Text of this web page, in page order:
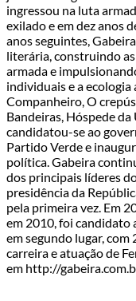
ingressou na luta
exilado e em dez anos
anos seguintes,
literária, construindo
armada e
individuais e a ecologia
Companheiro, O
Bandeiras, Hóspede
candidatou-se ao
Partido Verde e
política. Gabeira
dos principais líderes
presidência da
pela primeira vez. Em
em 2010, foi candidato
em segundo lugar, com
carreira e atuação de
em http://